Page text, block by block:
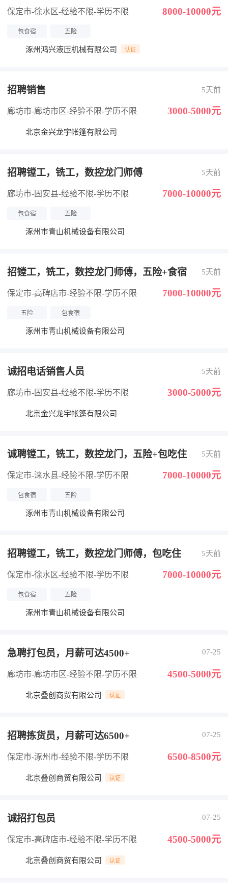
保定市-徐水区-经验不限-学历不限 8000-10000元
包食宿 五险
涿州鸿兴液压机械有限公司 认证
招聘销售 5天前
廊坊市-廊坊市区-经验不限-学历不限 3000-5000元
北京金兴龙宇帐篷有限公司
招聘镗工，铣工，数控龙门师傅 5天前
廊坊市-固安县-经验不限-学历不限 7000-10000元
包食宿 五险
涿州市青山机械设备有限公司
招镗工，铣工，数控龙门师傅，五险+食宿 5天前
保定市-高碑店市-经验不限-学历不限 7000-10000元
五险 包食宿
涿州市青山机械设备有限公司
诚招电话销售人员 5天前
廊坊市-固安县-经验不限-学历不限 3000-5000元
北京金兴龙宇帐篷有限公司
诚聘镗工，铣工，数控龙门，五险+包吃住 5天前
保定市-涞水县-经验不限-学历不限 7000-10000元
包食宿 五险
涿州市青山机械设备有限公司
招聘镗工，铣工，数控龙门师傅，包吃住 5天前
保定市-徐水区-经验不限-学历不限 7000-10000元
包食宿 五险
涿州市青山机械设备有限公司
急聘打包员，月薪可达4500+ 07-25
廊坊市-廊坊市区-经验不限-学历不限 4500-5000元
北京叠创商贸有限公司 认证
招聘拣货员，月薪可达6500+ 07-25
保定市-涿州市-经验不限-学历不限 6500-8500元
北京叠创商贸有限公司 认证
诚招打包员 07-25
保定市-高碑店市-经验不限-学历不限 4500-5000元
北京叠创商贸有限公司 认证